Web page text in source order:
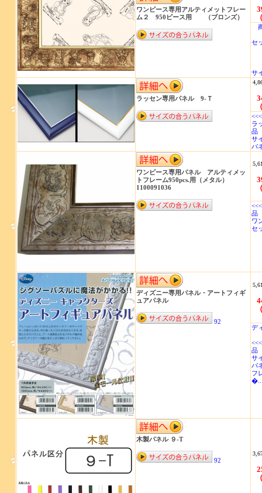
ワンピース専用アルティメットフレー
ム２ 950ピース用 （ブロンズ）
セ
サ
ラッセン専用パネル 9-Ｔ
ラ
品
サ
パ
ワンピース専用パネル アルティメッ
トフレーム950pcs.用（メタル）
1100091036
品
ワ
セ
ディズニー専用パネル・アートフィギ
ュアパネル
92
デ
品
サ
パ
フ
木製パネル ９-T
92